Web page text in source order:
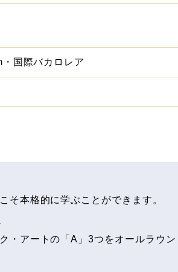
国際バカロレア
そ本格的に学ぶことができます。
・アートの「A」3つをオールラウ